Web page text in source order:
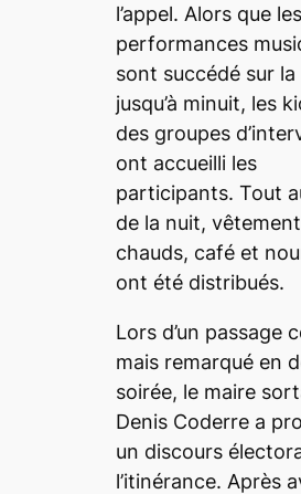
l’appel. Alors que les
performances
sont succédé sur la
jusqu’à minuit, les
des groupes
ont accueilli les
participants. Tout
de la nuit,
chauds, café et
ont été distribués.
Lors d’un passage
mais remarqué en
soirée, le maire
Denis Coderre a
un discours
l’itinérance. Après